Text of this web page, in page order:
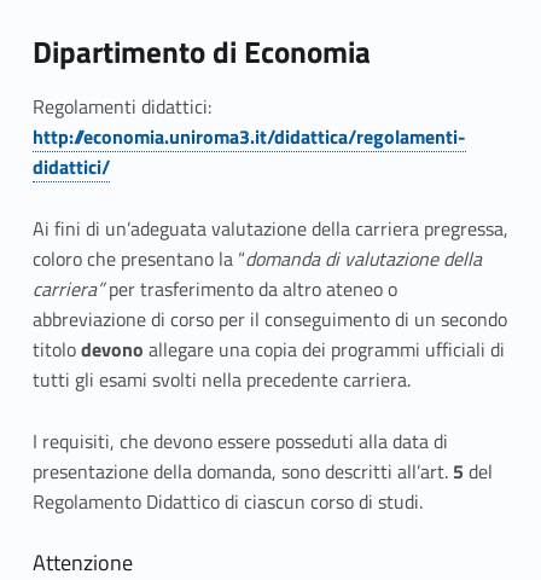
i
a
m
m
i
s
s
i
o
n
e
Dipartimento di Economia
Regolamenti didattici:
http://economia.uniroma3.it/didattica/regolamenti-
didattici/
Ai fini di un’adeguata valutazione della carriera pregressa,
coloro che presentano la “domanda di valutazione della
carriera”per trasferimento da altro ateneo o
abbreviazione di corso per il conseguimento di un secondo
titolodevono allegare una copia dei programmi ufficiali di
tutti gli esami svolti nella precedente carriera.
I requisiti, che devono essere posseduti alla data di
presentazione della domanda, sono descritti all’art. 5 del
Regolamento Didattico di ciascun corso di studi.
Attenzione